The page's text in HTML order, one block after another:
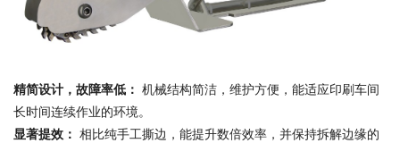
精简设计，故障率低： 机械结构简洁，维护方便，能适应印刷车间
长时间连续作业的环境。
显著提效： 相比纯手工撕边，能提升数倍效率，并保持拆解边缘的